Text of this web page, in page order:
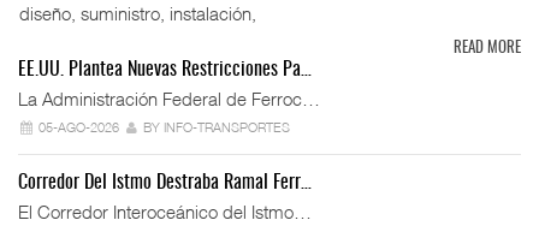
diseño, suministro, instalación,
READ MORE
EE.UU. Plantea Nuevas Restricciones Pa…
La Administración Federal de Ferroc…
05-AGO-2026 BY INFO-TRANSPORTES
Corredor Del Istmo Destraba Ramal Ferr…
El Corredor Interoceánico del Istmo…